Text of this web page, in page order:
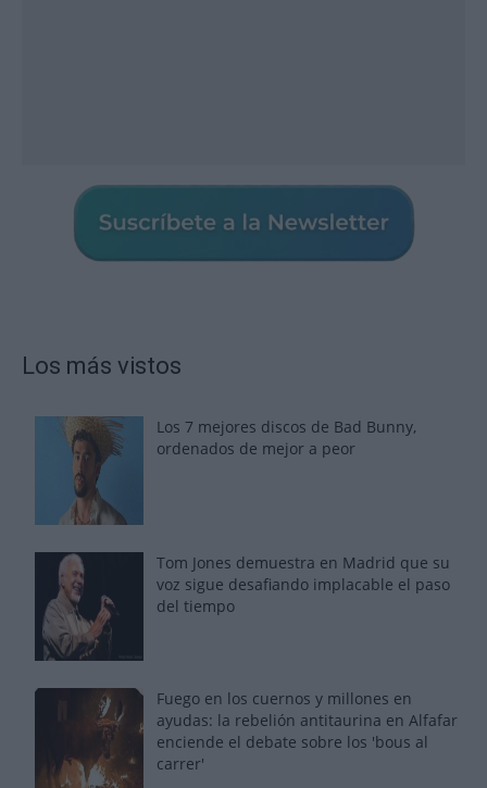
Los más vistos
Los 7 mejores discos de Bad Bunny,
ordenados de mejor a peor
Tom Jones demuestra en Madrid que su
voz sigue desafiando implacable el paso
del tiempo
Fuego en los cuernos y millones en
ayudas: la rebelión antitaurina en Alfafar
enciende el debate sobre los 'bous al
carrer'